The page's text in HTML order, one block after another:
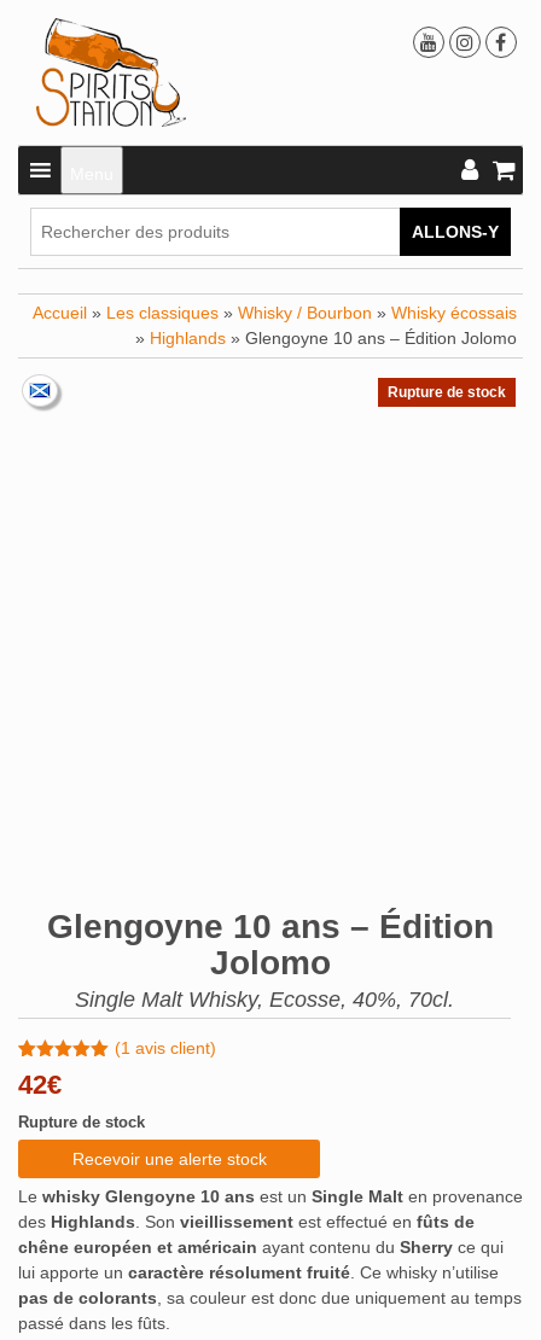
ALLONS-Y
Accueil » Les classiques » Whisky / Bourbon » Whisky écossais
» Highlands » Glengoyne 10 ans – Édition Jolomo
Glengoyne 10 ans – Édition
Jolomo
Single Malt Whisky, Ecosse, 40%, 70cl.
Noté
sur 5
1
notation
client
(1 avis client)
42€
Rupture de stock
Rupture de stock
Recevoir une alerte stock
Le whisky Glengoyne 10 ans est un Single Malt en provenance
des Highlands . Son vieillissement est effectué en fûts de
chêne européen et américain ayant contenu du Sherry ce qui
lui apporte un caractère résolument fruité . Ce whisky n’utilise
pas de colorants , sa couleur est donc due uniquement au temps
passé dans les fûts.